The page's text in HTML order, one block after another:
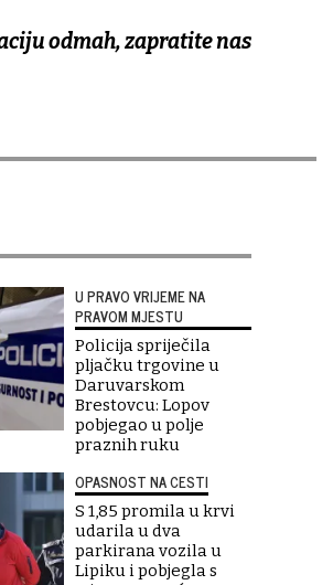
odmah, zapratite nas
U PRAVO VRIJEME NA
PRAVOM MJESTU
Policija spriječila
pljačku trgovine u
Daruvarskom
Brestovcu: Lopov
pobjegao u polje
praznih ruku
OPASNOST NA CESTI
S 1,85 promila u krvi
udarila u dva
parkirana vozila u
Lipiku i pobjegla s